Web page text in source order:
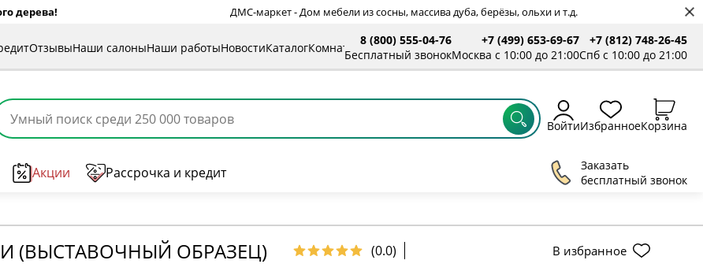
дерева! ДМС-маркет - Дом мебели из сосны, массива дуба, берёзы, ольхи и т.д.
ОтзывыНаши салоныНаши работыНовостиКаталогКомнаты
8 (800) 555-04-76
Бесплатный звонок
+7 (499) 653-69-67
Москва с 10:00 до 21:00
+7 (812) 748-26-45
Спб с 10:00 до 21:00
ВойтиИзбранноеКорзина
Акции Рассрочка и кредит
Заказать
бесплатный звонок
(ВЫСТАВОЧНЫЙ ОБРАЗЕЦ) (0.0) В избранное